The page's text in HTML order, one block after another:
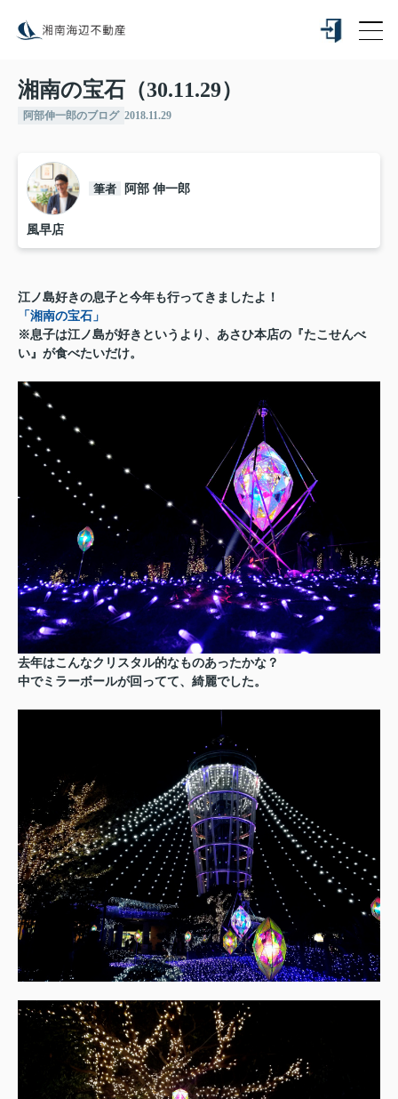
湘南の宝石（30.11.29）
阿部伸一郎のブログ 2018.11.29
筆者 阿部 伸一郎
風早店
江ノ島好きの息子と今年も行ってきましたよ！
「湘南の宝石」
※息子は江ノ島が好きというより、あさひ本店の『たこせんべ
い』が食べたいだけ。
去年はこんなクリスタル的なものあったかな？
中でミラーボールが回ってて、綺麗でした。